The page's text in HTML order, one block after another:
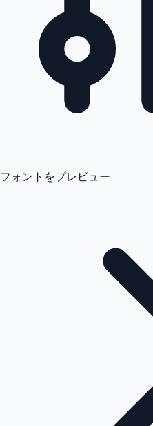
フォントをプレビュー